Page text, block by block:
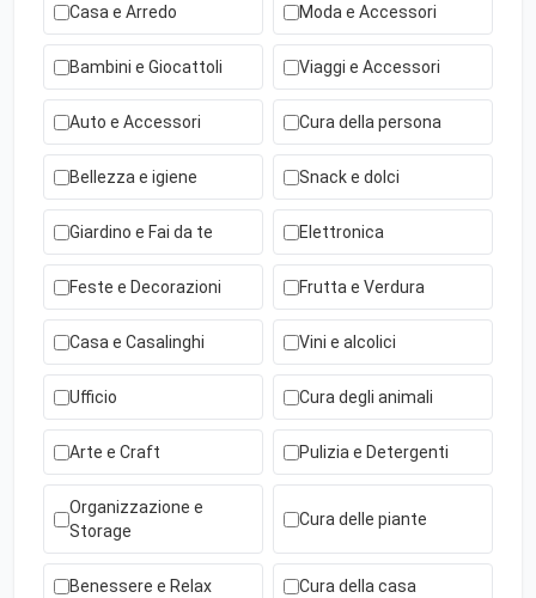
Casa e Arredo Moda e Accessori
Bambini e Giocattoli Viaggi e Accessori
Auto e Accessori Cura della persona
Bellezza e igiene Snack e dolci
Giardino e Fai da te Elettronica
Feste e Decorazioni Frutta e Verdura
Casa e Casalinghi Vini e alcolici
Ufficio Cura degli animali
Arte e Craft Pulizia e Detergenti
Organizzazione e
Storage
Cura delle piante
Benessere e Relax Cura della casa